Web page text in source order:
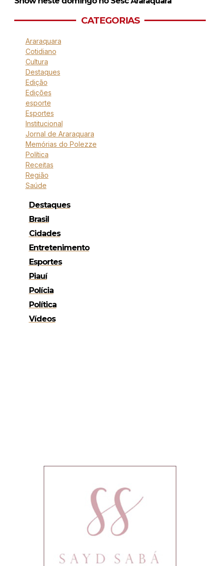
CATEGORIAS
Araraquara
Cotidiano
Cultura
Destaques
Edição
Edições
esporte
Esportes
Institucional
Jornal de Araraquara
Memórias do Polezze
Política
Receitas
Região
Saúde
Destaques
Brasil
Cidades
Entretenimento
Esportes
Piauí
Polícia
Política
Vídeos